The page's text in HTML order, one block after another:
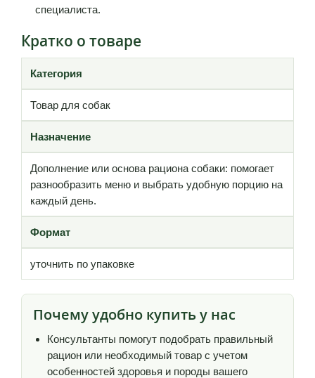
специалиста.
Кратко о товаре
Категория
Товар для собак
Назначение
Дополнение или основа рациона собаки: помогает
разнообразить меню и выбрать удобную порцию на
каждый день.
Формат
уточнить по упаковке
Почему удобно купить у нас
Консультанты помогут подобрать правильный
рацион или необходимый товар с учетом
особенностей здоровья и породы вашего